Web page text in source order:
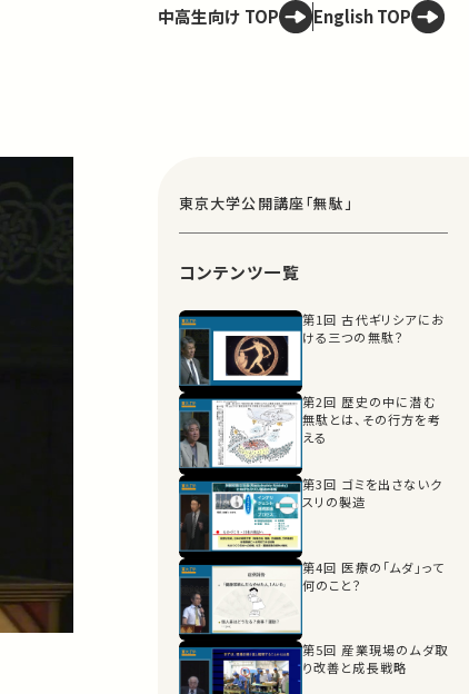
中高生向け TOP English TOP
東京大学公開講座「無駄」
コンテンツ一覧
第1回 古代ギリシアにお
ける三つの無駄？
第2回 歴史の中に潜む
無駄とは、その行方を考
える
第3回 ゴミを出さないク
スリの製造
第4回 医療の「ムダ」って
何のこと？
第5回 産業現場のムダ取
り改善と成長戦略